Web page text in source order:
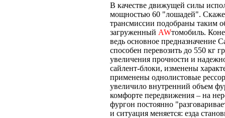
В качестве движущей силы
мощностью 60 "лошадей".
трансмиссии подобраны таким
загруженный AWтомобиль.
ведь основное предназначение
способен перевозить до 550 кг
увеличения прочности и
сайлент-блоки, изменены
применены однолистовые
увеличило внутренний объем
комфорте передвижения – на
фургон постоянно
и ситуация меняется: езда